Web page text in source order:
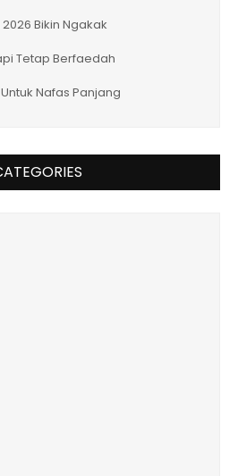
Bikin Ngakak
Tetap Berfaedah
Nafas Panjang